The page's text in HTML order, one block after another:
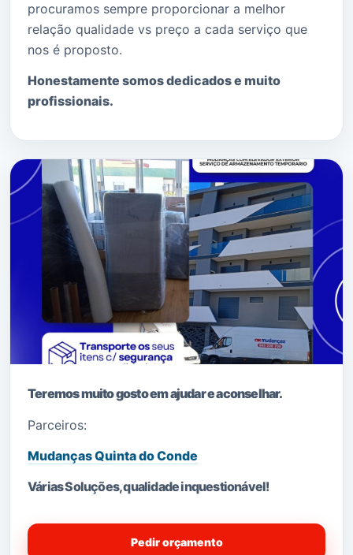
procuramos sempre proporcionar a melhor
relação qualidade vs preço a cada serviço que
nos é proposto.
Honestamente somos dedicados e muito
profissionais.
Teremos muito gosto em ajudar e aconselhar.
Parceiros:
Mudanças Quinta do Conde
Várias Soluções, qualidade inquestionável!
Pedir orçamento